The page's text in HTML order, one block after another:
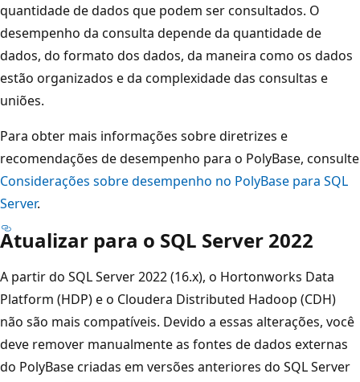
quantidade de dados que podem ser consultados. O
desempenho da consulta depende da quantidade de
dados, do formato dos dados, da maneira como os dados
estão organizados e da complexidade das consultas e
uniões.
Para obter mais informações sobre diretrizes e
recomendações de desempenho para o PolyBase, consulte
Considerações sobre desempenho no PolyBase para SQL
Server.
Atualizar para o SQL Server 2022
A partir do SQL Server 2022 (16.x), o Hortonworks Data
Platform (HDP) e o Cloudera Distributed Hadoop (CDH)
não são mais compatíveis. Devido a essas alterações, você
deve remover manualmente as fontes de dados externas
do PolyBase criadas em versões anteriores do SQL Server